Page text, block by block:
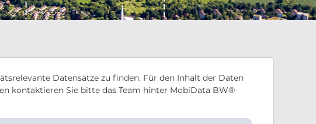
Datensätze zu finden. Für den Inhalt der Daten
kontaktieren Sie bitte das Team hinter MobiData BW®